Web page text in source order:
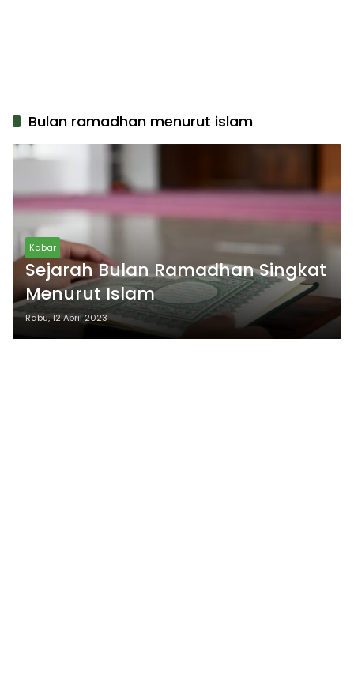
Bulan ramadhan menurut islam
Kabar
Sejarah Bulan Ramadhan Singkat
Menurut Islam
Rabu, 12 April 2023